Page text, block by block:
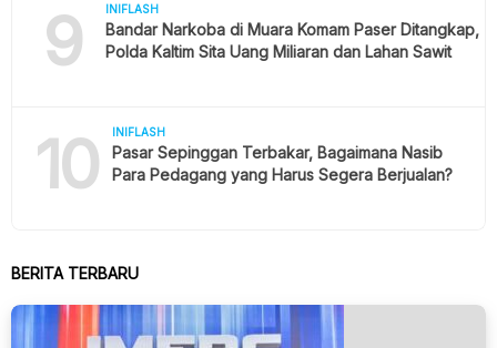
9 INIFLASH
Bandar Narkoba di Muara Komam Paser Ditangkap,
Polda Kaltim Sita Uang Miliaran dan Lahan Sawit
10 INIFLASH
Pasar Sepinggan Terbakar, Bagaimana Nasib
Para Pedagang yang Harus Segera Berjualan?
BERITA TERBARU